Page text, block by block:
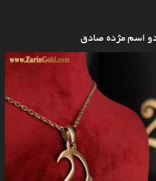
دو اسم مژده صادق